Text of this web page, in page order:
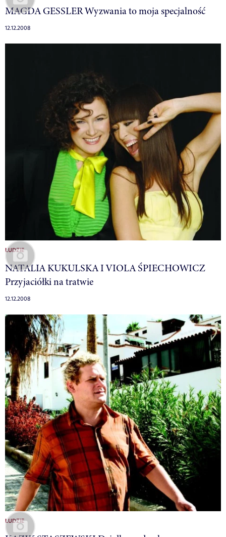
MAGDA GESSLER Wyzwania to moja specjalność
12.12.2008
LUDZIE
NATALIA KUKULSKA I VIOLA ŚPIECHOWICZ
Przyjaciółki na tratwie
12.12.2008
LUDZIE